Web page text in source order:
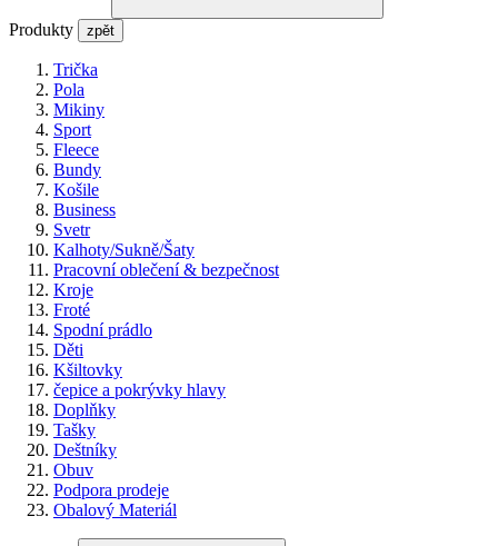
Produkty zpět
Trička
Pola
Mikiny
Sport
Fleece
Bundy
Košile
Business
Svetr
Kalhoty/Sukně/Šaty
Pracovní oblečení & bezpečnost
Kroje
Froté
Spodní prádlo
Děti
Kšiltovky
čepice a pokrývky hlavy
Doplňky
Tašky
Deštníky
Obuv
Podpora prodeje
Obalový Materiál